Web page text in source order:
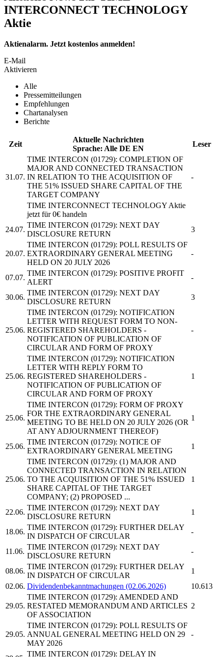
INTERCONNECT TECHNOLOGY
Aktie
Aktienalarm. Jetzt kostenlos anmelden!
E-Mail
Aktivieren
Alle
Pressemitteilungen
Empfehlungen
Chartanalysen
Berichte
Zeit
Aktuelle Nachrichten
Sprache: Alle DE EN
Leser
31.07.
TIME INTERCON (01729): COMPLETION OF
MAJOR AND CONNECTED TRANSACTION
IN RELATION TO THE ACQUISITION OF
THE 51% ISSUED SHARE CAPITAL OF THE
TARGET COMPANY
-
TIME INTERCONNECT TECHNOLOGY Aktie
jetzt für 0€ handeln
24.07.
TIME INTERCON (01729): NEXT DAY
DISCLOSURE RETURN
3
20.07.
TIME INTERCON (01729): POLL RESULTS OF
EXTRAORDINARY GENERAL MEETING
HELD ON 20 JULY 2026
-
07.07.
TIME INTERCON (01729): POSITIVE PROFIT
ALERT
-
30.06.
TIME INTERCON (01729): NEXT DAY
DISCLOSURE RETURN
3
25.06.
TIME INTERCON (01729): NOTIFICATION
LETTER WITH REQUEST FORM TO NON-
REGISTERED SHAREHOLDERS -
NOTIFICATION OF PUBLICATION OF
CIRCULAR AND FORM OF PROXY
-
25.06.
TIME INTERCON (01729): NOTIFICATION
LETTER WITH REPLY FORM TO
REGISTERED SHAREHOLDERS -
NOTIFICATION OF PUBLICATION OF
CIRCULAR AND FORM OF PROXY
1
25.06.
TIME INTERCON (01729): FORM OF PROXY
FOR THE EXTRAORDINARY GENERAL
MEETING TO BE HELD ON 20 JULY 2026 (OR
AT ANY ADJOURNMENT THEREOF)
1
25.06.
TIME INTERCON (01729): NOTICE OF
EXTRAORDINARY GENERAL MEETING
1
25.06.
TIME INTERCON (01729): (1) MAJOR AND
CONNECTED TRANSACTION IN RELATION
TO THE ACQUISITION OF THE 51% ISSUED
SHARE CAPITAL OF THE TARGET
COMPANY; (2) PROPOSED ...
1
22.06.
TIME INTERCON (01729): NEXT DAY
DISCLOSURE RETURN
1
18.06.
TIME INTERCON (01729): FURTHER DELAY
IN DISPATCH OF CIRCULAR
-
11.06.
TIME INTERCON (01729): NEXT DAY
DISCLOSURE RETURN
-
08.06.
TIME INTERCON (01729): FURTHER DELAY
IN DISPATCH OF CIRCULAR
1
02.06. Dividendenbekanntmachungen (02.06.2026) 10.613
29.05.
TIME INTERCON (01729): AMENDED AND
RESTATED MEMORANDUM AND ARTICLES
OF ASSOCIATION
2
29.05.
TIME INTERCON (01729): POLL RESULTS OF
ANNUAL GENERAL MEETING HELD ON 29
MAY 2026
-
TIME INTERCON (01729): DELAY IN